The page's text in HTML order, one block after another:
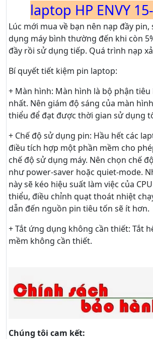
laptop HP ENVY
Lúc mới mua về bạn nên nạp đầy
dụng máy bình thường đến khi còn
đầy rồi sử dụng tiếp. Quá trình nạp
Bí quyết tiết kiệm pin laptop:
+ Màn hình: Màn hình là bộ phận
nhất. Nên giám độ sáng của màn
thiểu để đạt được thời gian sử dụng
+ Chế độ sử dụng pin: Hầu hết các
điều tích hợp một phần mềm cho
chế độ sử dụng máy. Nên chọn chế
như power-saver hoặc quiet-mode.
này sẽ kéo hiệu suất làm việc của
thiểu, điều chỉnh quạt thoát nhiệt
dẫn đến nguồn pin tiêu tốn sẽ ít hơn.
+ Tắt ứng dụng không cần thiết: Tắt
mềm không cần thiết.
Chúng tôi cam kết: